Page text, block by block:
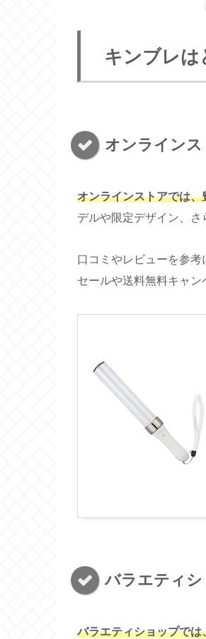
キンブレは
オンライン
オンラインストアでは
デルや限定デザイン、さ
口コミやレビューを参
セールや送料無料キャン
バラエティ
バラエティショップで